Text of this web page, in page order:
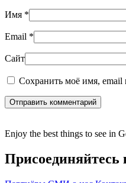
Имя *
Email *
Сайт
Сохранить моё имя, email
Отправить комментарий
Enjoy the best things to see in
Присоединяйтесь